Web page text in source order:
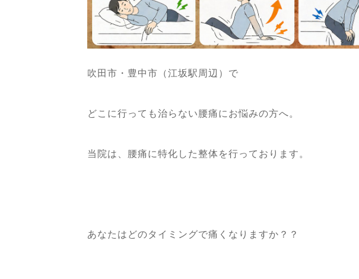
吹田市・豊中市（江坂駅周辺）で
どこに行っても治らない腰痛にお悩みの方へ。
当院は、腰痛に特化した整体を行っております。
あなたはどのタイミングで痛くなりますか？？